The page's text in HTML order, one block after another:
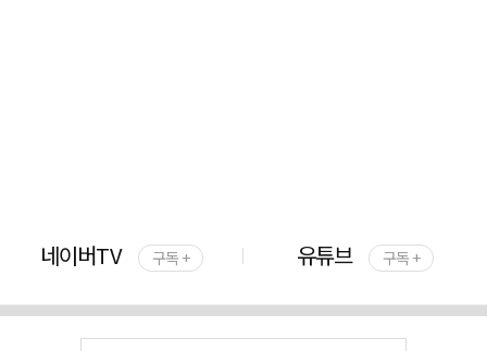
네이버TV 구독 + 유튜브 구독 +